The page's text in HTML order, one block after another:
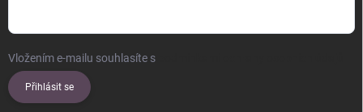
Vložením e-mailu souhlasíte s
Přihlásit se